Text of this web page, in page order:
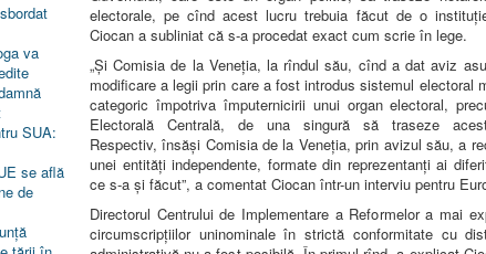
va
SUA:
se află
de
electorale, pe cînd acest lucru trebuia făcut de o
Ciocan a subliniat că s-a procedat exact cum scrie în lege.
„Și Comisia de la Veneția, la rîndul său, cînd a dat aviz
modificare a legii prin care a fost introdus sistemul electoral
categoric împotriva împuternicirii unui organ electoral,
Electorală Centrală, de una singură să traseze
Respectiv, însăși Comisia de la Veneția, prin avizul său, a
unei entități independente, formate din reprezentanți ai
ce s-a și făcut”, a comentat Ciocan într-un interviu pentru
Directorul Centrului de Implementare a Reformelor a mai
circumscripțiilor uninominale în strictă conformitate cu